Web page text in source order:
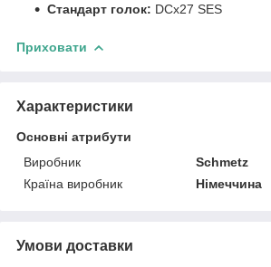
Стандарт голок: DCx27 SES
Приховати
Характеристики
Основні атрибути
Виробник
Schmetz
Країна виробник
Німеччина
Умови доставки